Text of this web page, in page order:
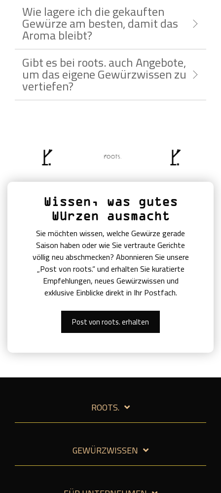
Wie lagere ich die gekauften
Gewürze am besten, damit das
Aroma bleibt?
Gibt es bei roots. auch Angebote,
um das eigene Gewürzwissen zu
vertiefen?
Wissen, was gutes
Würzen ausmacht
Sie möchten wissen, welche Gewürze gerade
Saison haben oder wie Sie vertraute Gerichte
völlig neu abschmecken? Abonnieren Sie unsere
„Post von roots.“ und erhalten Sie kuratierte
Empfehlungen, neues Gewürzwissen und
exklusive Einblicke direkt in Ihr Postfach.
Post von roots. erhalten
ROOTS.
GEWÜRZWISSEN